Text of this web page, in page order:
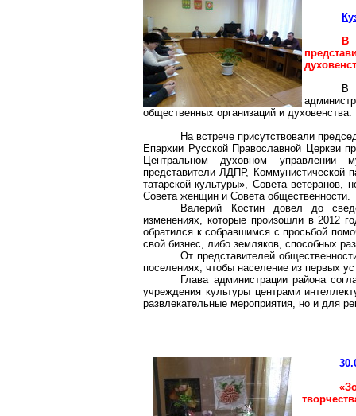
В
В
общественных организаций и духовенства.
На встрече присутствовали
Епархии Русской Православной Церкви
Центральном духовном управлении
представители ЛДПР, Коммунистической
татарской культуры», Совета ветеранов,
Совета женщин и Совета общественности.
Валерий Костин довел до
изменениях, которые произошли в 2012
обратился к собравшимся с просьбой
свой бизнес, либо земляков, способных
От представителей
поселениях, чтобы население из первых
Глава администрации района
учреждения культуры центрами
развлекательные мероприятия, но и для